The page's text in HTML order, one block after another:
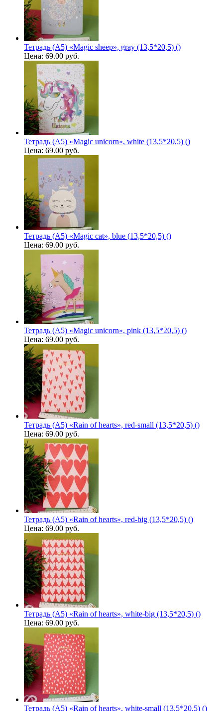
Тетрадь (A5) «Magic sheep», gray (13,5*20,5) ()
Цена: 69.00 руб.
Тетрадь (A5) «Magic unicorn», white (13,5*20,5) ()
Цена: 69.00 руб.
Тетрадь (A5) «Magic cat», blue (13,5*20,5) ()
Цена: 69.00 руб.
Тетрадь (A5) «Magic unicorn», pink (13,5*20,5) ()
Цена: 69.00 руб.
Тетрадь (A5) «Rain of hearts», red-small (13,5*20,5) ()
Цена: 69.00 руб.
Тетрадь (A5) «Rain of hearts», red-big (13,5*20,5) ()
Цена: 69.00 руб.
Тетрадь (A5) «Rain of hearts», white-big (13,5*20,5) ()
Цена: 69.00 руб.
Тетрадь (A5) «Rain of hearts», white-small (13,5*20,5) ()